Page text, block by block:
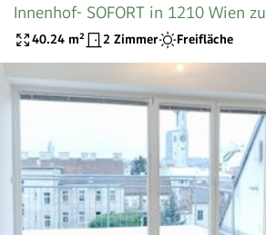
Innenhof- SOFORT in 1210 Wien zu
mieten
40.24 m² 2 Zimmer Freifläche